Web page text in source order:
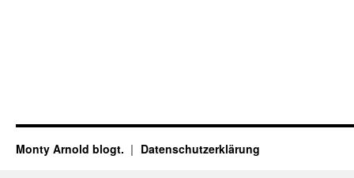
Monty Arnold blogt. Datenschutz­erklärung